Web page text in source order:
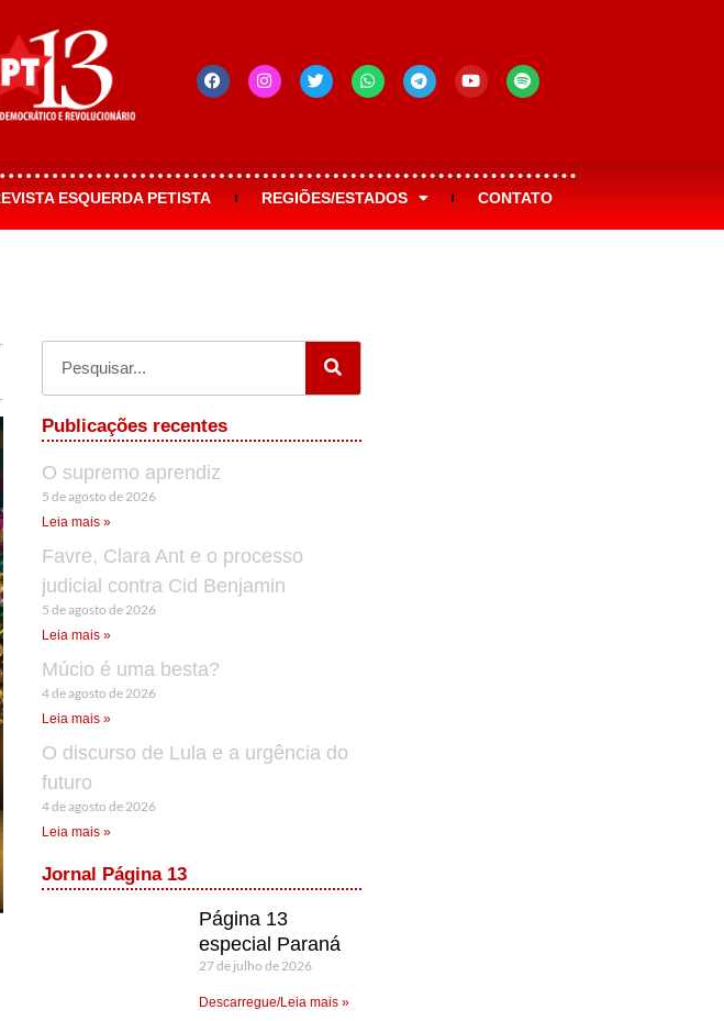
ESQUERDA PETISTA REGIÕES/ESTADOS CONTATO
Publicações recentes
O supremo aprendiz
5 de agosto de 2026
Leia mais »
Favre, Clara Ant e o processo
judicial contra Cid Benjamin
5 de agosto de 2026
Leia mais »
Múcio é uma besta?
4 de agosto de 2026
Leia mais »
O discurso de Lula e a urgência do
futuro
4 de agosto de 2026
Leia mais »
Jornal Página 13
Página 13
especial Paraná
27 de julho de 2026
Descarregue/Leia mais »